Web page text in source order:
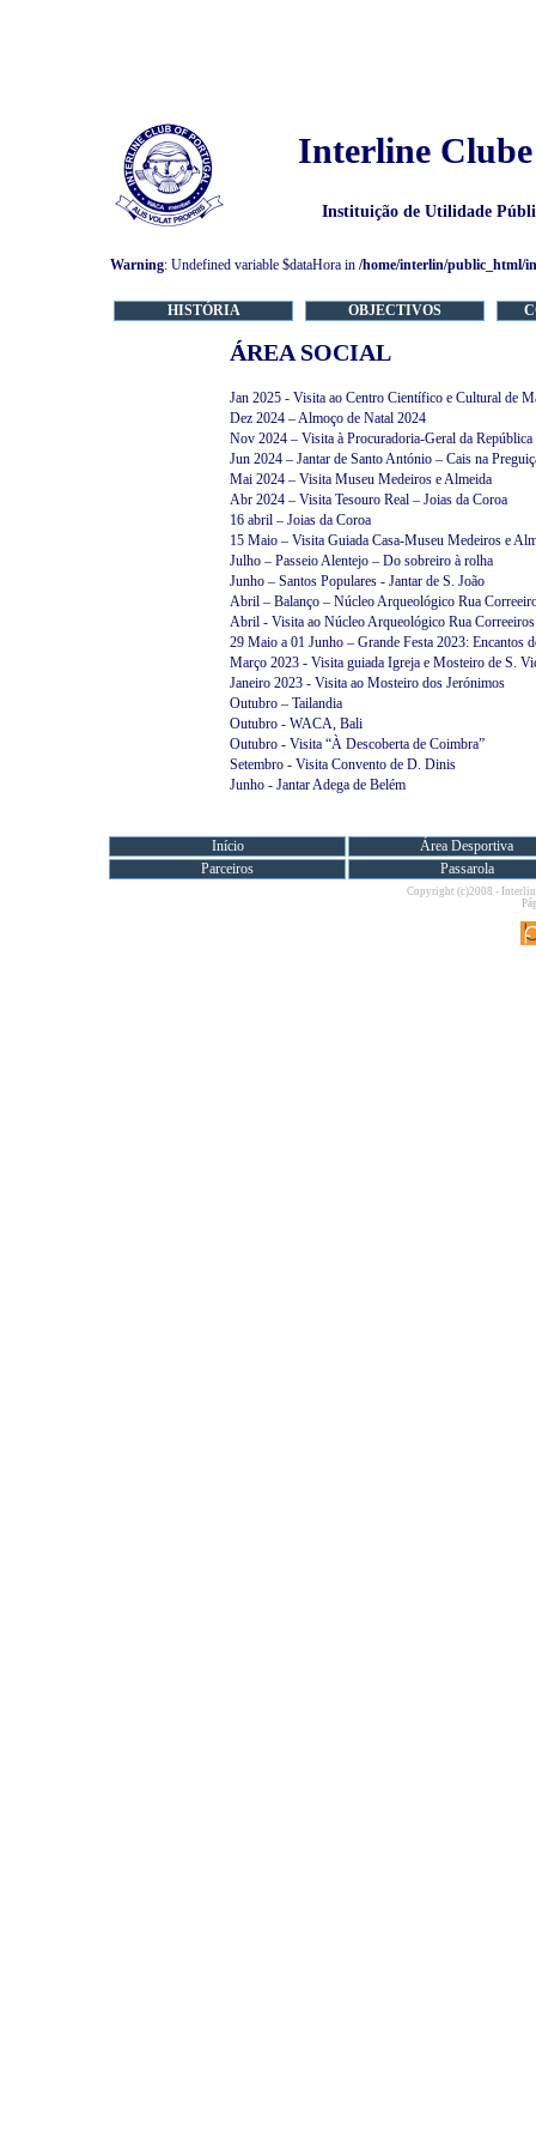
Interline
Instituição de Utilidade
Warning: Undefined variable $dataHora in /home/interlin/public_html/
HISTÓRIA OBJECTIVOS
ÁREA SOCIAL
Jan 2025 - Visita ao Centro Científico e Cultural de
Dez 2024 – Almoço de Natal 2024
Nov 2024 – Visita à Procuradoria-Geral da República
Jun 2024 – Jantar de Santo António – Cais na
Mai 2024 – Visita Museu Medeiros e Almeida
Abr 2024 – Visita Tesouro Real – Joias da Coroa
16 abril – Joias da Coroa
15 Maio – Visita Guiada Casa-Museu Medeiros e
Julho – Passeio Alentejo – Do sobreiro à rolha
Junho – Santos Populares - Jantar de S. João
Abril – Balanço – Núcleo Arqueológico Rua
Abril - Visita ao Núcleo Arqueológico Rua Correeiros
29 Maio a 01 Junho – Grande Festa 2023: Encantos
Março 2023 - Visita guiada Igreja e Mosteiro de S.
Janeiro 2023 - Visita ao Mosteiro dos Jerónimos
Outubro – Tailandia
Outubro - WACA, Bali
Outubro - Visita “À Descoberta de Coimbra”
Setembro - Visita Convento de D. Dinis
Junho - Jantar Adega de Belém
Início
Área Desportiva
Parceiros
Passarola
Copyright (c)2008 -